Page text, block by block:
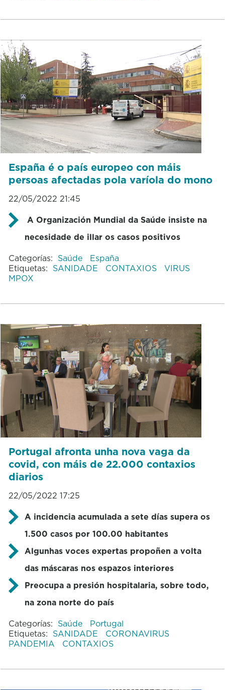
España é o país europeo con máis
persoas afectadas pola varíola do mono
22/05/2022 21:45
A Organización Mundial da Saúde insiste na
necesidade de illar os casos positivos
Categorías: Saúde
España
Etiquetas: SANIDADE CONTAXIOS
VIRUS
MPOX
Portugal afronta unha nova vaga da
covid, con máis de 22.000 contaxios
diarios
22/05/2022 17:25
A incidencia acumulada a sete días supera os
1.500 casos por 100.00 habitantes
Algunhas voces expertas propoñen a volta
das máscaras nos espazos interiores
Preocupa a presión hospitalaria, sobre todo,
na zona norte do país
Categorías: Saúde
Portugal
Etiquetas: SANIDADE
CORONAVIRUS
PANDEMIA
CONTAXIOS